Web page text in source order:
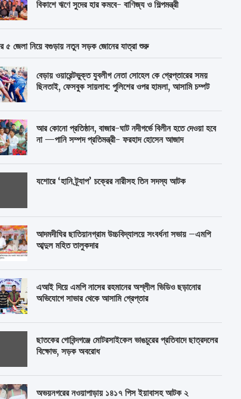
বিকাশে ঋণে সুদের হার কমবে- বাণিজ্য ও শিল্পমন্ত্রী
৫ জেলা নিয়ে বগুড়ায় নতুন সড়ক জোনের যাত্রা শুরু
বেড়ায় ওয়ারেন্টভুক্ত যুবলীগ নেতা সোহেল কে গ্রেপ্তারের সময়
ছিনতাই, ফেসবুক সায়লাব: পুলিশের ওপর হামলা, আসামি চম্পট
আর কোনো প্রতিষ্ঠান, বাজার-ঘাট নদীগর্ভে বিলীন হতে দেওয়া হবে
না —পানি সম্পদ প্রতিমন্ত্রী- ফরহাদ হোসেন আজাদ
যশোরে ‘হানি ট্র্যাপ’ চক্রের নারীসহ তিন সদস্য আটক
আদমদীঘির ছাতিয়ানগ্রাম উচ্চবিদ্যালয়ে সংবর্ধনা সভায় –এমপি
আব্দুল মহিত তালুকদার
এআই দিয়ে এমপি নাসের রহমানের অশ্লীল ভিডিও ছড়ানোর
অভিযোগে সাভার থেকে আসামি গ্রেপ্তার
ছাতকের গোবিন্দগঞ্জে মোটরসাইকেল ভাঙচুরের প্রতিবাদে ছাত্রদলের
বিক্ষোভ, সড়ক অবরোধ
অভয়নগরের নওয়াপাড়ায় ১৪১৭ পিস ইয়াবাসহ আটক ২